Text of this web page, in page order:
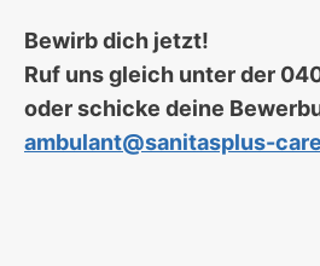
Bewirb dich jetzt!
Ruf uns gleich unter der
oder schicke deine
ambulant@sanitasplus-